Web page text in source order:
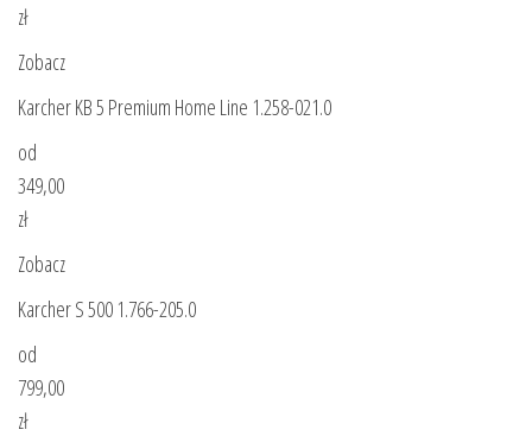
zł
Zobacz
Karcher KB 5 Premium Home Line 1.258-021.0
od
349,00
zł
Zobacz
Karcher S 500 1.766-205.0
od
799,00
zł